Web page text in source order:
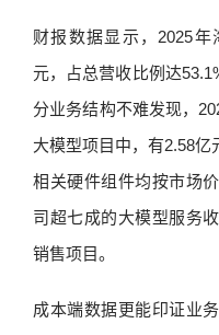
财报数据显示，2025
元，占总营收比例达
分业务结构不难发现，
大模型项目中，有2.58亿
相关硬件组件均按市场
司超七成的大模型服务
销售项目。
成本端数据更能印证业